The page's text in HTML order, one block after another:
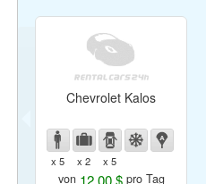
Chevrolet Kalos
x 5 x 2 x 5
von 12,00 $ pro Tag